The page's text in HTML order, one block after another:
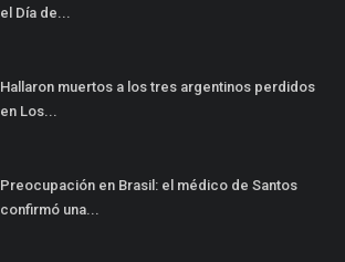
el Día de...
Hallaron muertos a los tres argentinos perdidos
en Los...
Preocupación en Brasil: el médico de Santos
confirmó una...